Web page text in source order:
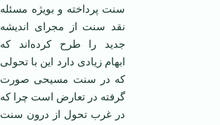
سنت پرداخته و بویژه مسئله
نقد سنت از مجرای اندیشه
جدید را طرح کرده‌اند که
ابهام زیادی دارد این با تحولی
که در سنت مسیحی صورت
گرفته در تعارض است چرا که
در غرب تحول از درون سنت